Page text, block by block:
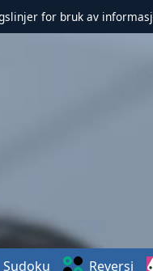
for bruk av
Sudoku Reversi